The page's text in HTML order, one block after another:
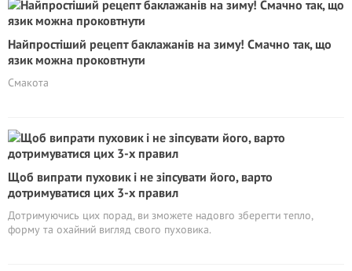
Найпростіший рецепт баклажанів на зиму! Смачно так, що
язик можна проковтнути
Смакота
Щоб випрати пуховик і не зіпсувати його, варто
дотримуватися цих 3-х правил
Дотримуючись цих порад, ви зможете надовго зберегти тепло,
форму та охайний вигляд свого пуховика.